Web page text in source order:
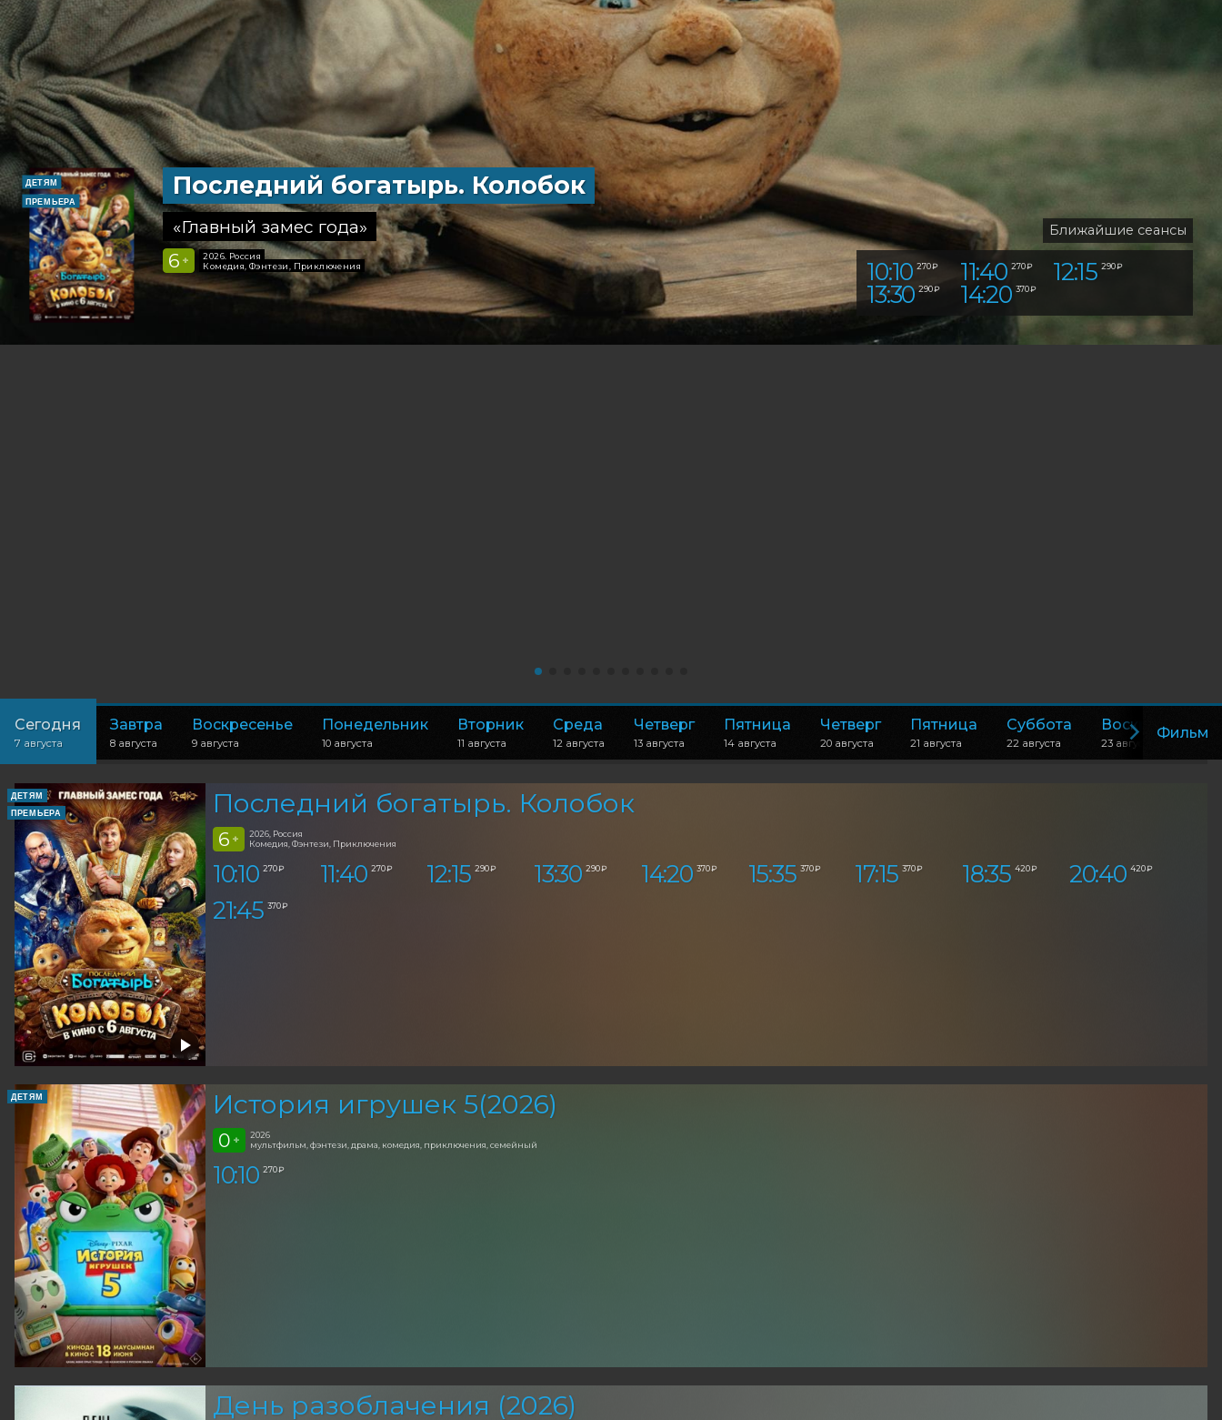
ДЕТЯМ
ПРЕМЬЕРА
Последний богатырь. Колобок
«Главный замес года»
6 +
2026, Россия
Комедия, Фэнтези, Приключения
Ближайшие сеансы
10:10 270 ₽ 11:40 270 ₽ 12:15 290 ₽
13:30 290 ₽ 14:20 370 ₽
Сегодня
7 августа
Завтра
8 августа
Воскресенье
9 августа
Понедельник
10 августа
Вторник
11 августа
Среда
12 августа
Четверг
13 августа
Пятница
14 августа
Четверг
20 августа
Пятница
21 августа
Суббота
22 августа
Воскресенье
23 августа
Фильм
ДЕТЯМ
ПРЕМЬЕРА
Последний богатырь. Колобок
6 +
2026, Россия
Комедия, Фэнтези, Приключения
10:10 270 ₽ 11:40 270 ₽ 12:15 290 ₽ 13:30 290 ₽ 14:20 370 ₽ 15:35 370 ₽ 17:15 370 ₽ 18:35 420 ₽ 20:40 420 ₽
21:45 370 ₽
ДЕТЯМ История игрушек 5(2026)
0 +
2026
мультфильм, фэнтези, драма, комедия, приключения, семейный
10:10 270 ₽
День разоблачения (2026)